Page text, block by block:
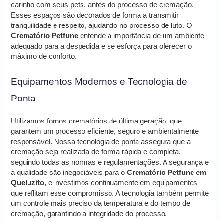
carinho com seus pets, antes do processo de cremação.
Esses espaços são decorados de forma a transmitir
tranquilidade e respeito, ajudando no processo de luto. O
Crematório Petfune entende a importância de um ambiente
adequado para a despedida e se esforça para oferecer o
máximo de conforto.
Equipamentos Modernos e Tecnologia de
Ponta
Utilizamos fornos crematórios de última geração, que
garantem um processo eficiente, seguro e ambientalmente
responsável. Nossa tecnologia de ponta assegura que a
cremação seja realizada de forma rápida e completa,
seguindo todas as normas e regulamentações. A segurança e
a qualidade são inegociáveis para oCrematório Petfune em
Queluzito, e investimos continuamente em equipamentos
que reflitam esse compromisso. A tecnologia também permite
um controle mais preciso da temperatura e do tempo de
cremação, garantindo a integridade do processo.